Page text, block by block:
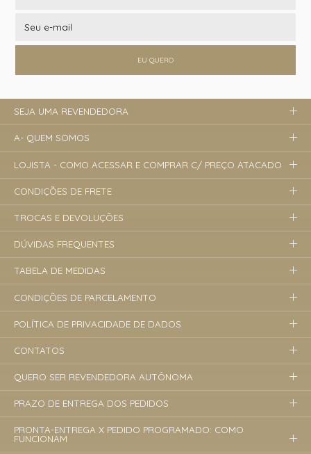
EU QUERO
SEJA UMA REVENDEDORA
A- QUEM SOMOS
LOJISTA - COMO ACESSAR E COMPRAR C/ PREÇO ATACADO
CONDIÇÕES DE FRETE
TROCAS E DEVOLUÇÕES
DÚVIDAS FREQUENTES
TABELA DE MEDIDAS
CONDIÇÕES DE PARCELAMENTO
POLÍTICA DE PRIVACIDADE DE DADOS
CONTATOS
QUERO SER REVENDEDORA AUTÔNOMA
PRAZO DE ENTREGA DOS PEDIDOS
PRONTA-ENTREGA X PEDIDO PROGRAMADO: COMO
FUNCIONAM